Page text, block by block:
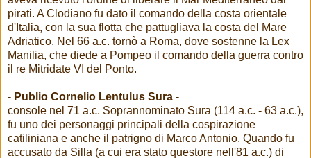
pirati. A Clodiano fu dato il comando della costa orientale
d'Italia, con la sua flotta che pattugliava la costa del Mare
Adriatico. Nel 66 a.c. tornò a Roma, dove sostenne la Lex
Manilia, che diede a Pompeo il comando della guerra contro
il re Mitridate VI del Ponto.
- Publio Cornelio Lentulus Sura -
console nel 71 a.c. Soprannominato Sura (114 a.c. - 63 a.c.),
fu uno dei personaggi principali della cospirazione
catiliniana e anche il patrigno di Marco Antonio. Quando fu
accusato da Silla (a cui era stato questore nell'81 a.c.) di